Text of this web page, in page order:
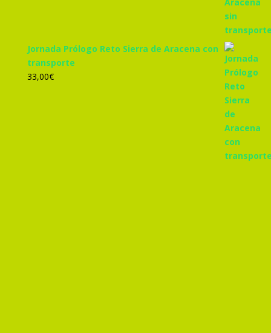
Jornada Prólogo Reto Sierra de Aracena con
transporte
33,00€